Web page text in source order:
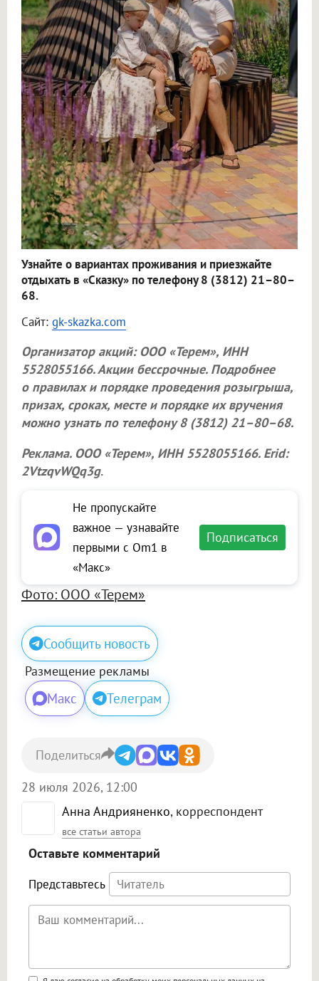
Узнайте о вариантах проживания и приезжайте
отдыхать в «Сказку» по телефону 8 (3812) 21–80–
68.
Сайт: gk-skazka.com
Организатор акций: ООО «Терем», ИНН
5528055166. Акции бессрочные. Подробнее
о правилах и порядке проведения розыгрыша,
призах, сроках, месте и порядке их вручения
можно узнать по телефону 8 (3812) 21–80–68.
Реклама. ООО «Терем», ИНН 5528055166. Erid:
2VtzqvWQq3g.
Не пропускайте
важное — узнавайте
первыми с Om1 в
«Макс»
Подписаться
Фото: ООО «Терем»
Сообщить новость
Размещение рекламы
Макс Телеграм
Анна Андрияненко, корреспондент
все статьи автора
28 июля 2026, 12:00
Поделиться
Оставьте комментарий
Представьтесь